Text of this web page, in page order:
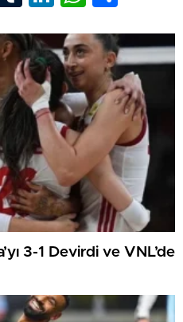
3-1 Devirdi ve VNL’de